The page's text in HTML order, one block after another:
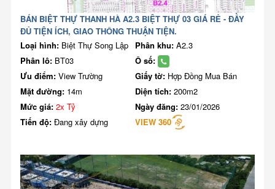
BÁN BIỆT THỰ THANH HÀ A2.3 BIỆT THỰ 03 GIÁ RẺ - ĐẦY
ĐỦ TIỆN ÍCH, GIAO THÔNG THUẬN TIỆN.
Loại hình: Biệt Thự Song Lập Phân khu: A2.3
Phân lô: BT03
Ô số:
Ưu điểm: View Trường Giấy tờ: Hợp Đồng Mua Bán
Mặt đường: 14m Diện tích: 200m2
Mức giá: 2x Tỷ Ngày đăng: 23/01/2026
Tiến độ: Đang xây dựng VIEW 360